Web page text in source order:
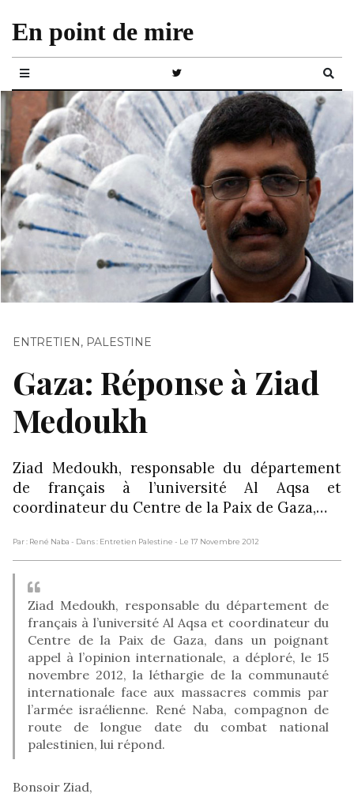
En point de mire
ENTRETIEN, PALESTINE
Gaza: Réponse à Ziad
Medoukh
Ziad Medoukh, responsable du département
de français à l’université Al Aqsa et
coordinateur du Centre de la Paix de Gaza,…
Par : René Naba - Dans : Entretien Palestine - Le 17 Novembre 2012
Ziad Medoukh, responsable du département de
français à l’université Al Aqsa et coordinateur du
Centre de la Paix de Gaza, dans un poignant
appel à l’opinion internationale, a déploré, le 15
novembre 2012, la léthargie de la communauté
internationale face aux massacres commis par
l’armée israélienne. René Naba, compagnon de
route de longue date du combat national
palestinien, lui répond.
Bonsoir Ziad,